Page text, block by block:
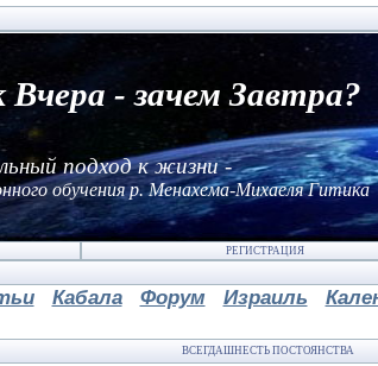
Вчера - зачем Завтра?
подход к жизни -
обучения р. Менахема-Михаеля Гитика
РЕГИСТРАЦИЯ
Кабала Форум Израиль
ВСЕГДАШНЕСТЬ ПОСТОЯНСТВА